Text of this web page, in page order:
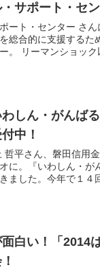
サポート・セ
ート・センター さ
総合的に支援する
。 リーマンショック
しん・がんば
中！
哲平さん、磐田信用
に。『いわしん・
ました。今年で１４
白い！「2014